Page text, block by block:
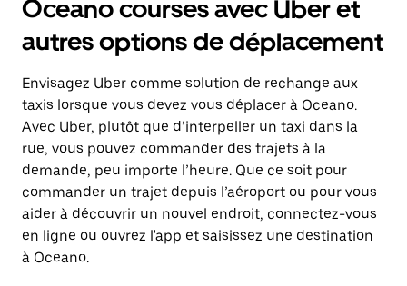
Oceano courses avec Uber et
autres options de déplacement
Envisagez Uber comme solution de rechange aux
taxis lorsque vous devez vous déplacer à Oceano.
Avec Uber, plutôt que d’interpeller un taxi dans la
rue, vous pouvez commander des trajets à la
demande, peu importe l’heure. Que ce soit pour
commander un trajet depuis l’aéroport ou pour vous
aider à découvrir un nouvel endroit, connectez-vous
en ligne ou ouvrez l'app et saisissez une destination
à Oceano.